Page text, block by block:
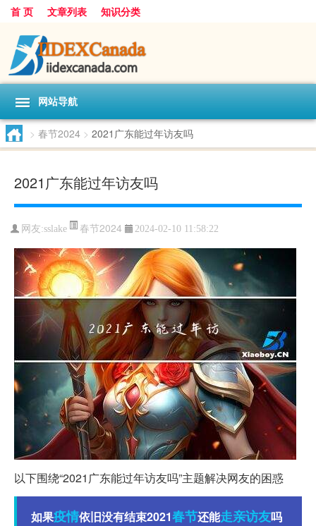
首 页 文章列表 知识分类
网站导航
> 春节2024 > 2021广东能过年访友吗
2021广东能过年访友吗
网友:sslake 春节2024 2024-02-10 11:58:22
以下围绕“2021广东能过年访友吗”主题解决网友的困惑
如果疫情依旧没有结束2021春节还能走亲访友吗